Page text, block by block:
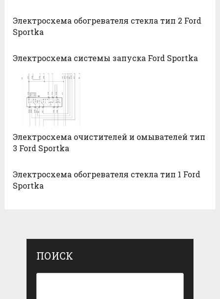
Электросхема обогревателя стекла тип 2 Ford
Sportka
Электросхема системы запуска Ford Sportka
Электросхема очистителей и омывателей тип
3 Ford Sportka
Электросхема обогревателя стекла тип 1 Ford
Sportka
ПОИСК